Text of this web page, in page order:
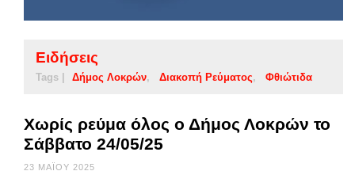
Ειδήσεις
Tags | Δήμος Λοκρών Διακοπή Ρεύματος Φθιώτιδα
Χωρίς ρεύμα όλος ο Δήμος Λοκρών το
Σάββατο 24/05/25
23 ΜΑΪ́ΟΥ 2025